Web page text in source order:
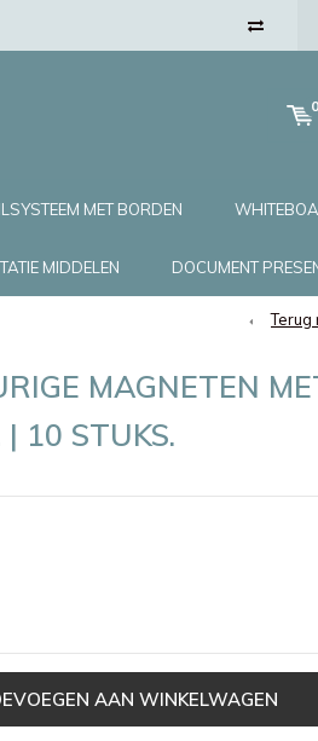
0
MET BORDEN
MIDDELEN DOCUMENT
Terug
MAGNETEN
10 STUKS.
AAN WINKELWAGEN